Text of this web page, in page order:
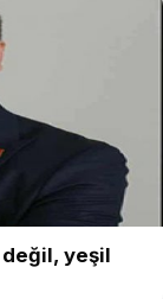
değil, yeşil